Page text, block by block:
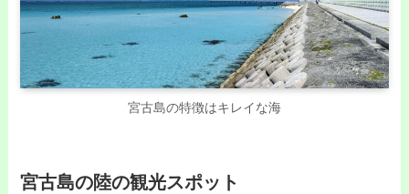
宮古島の特徴はキレイな海
宮古島の陸の観光スポット